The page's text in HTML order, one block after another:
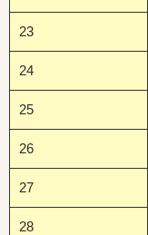
23
24
25
26
27
28